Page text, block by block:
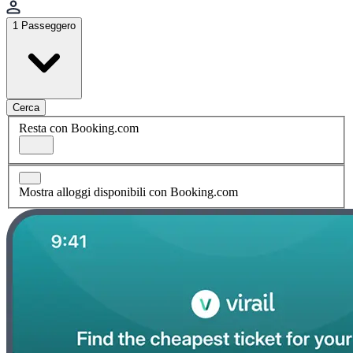
1 Passeggero
Cerca
Resta con Booking.com
Mostra alloggi disponibili con Booking.com